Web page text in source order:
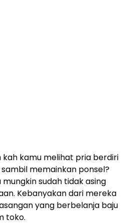
kah kamu melihat pria berdiri
memainkan ponsel?
sudah tidak asing
Kebanyakan dari mereka
yang berbelanja baju
toko.